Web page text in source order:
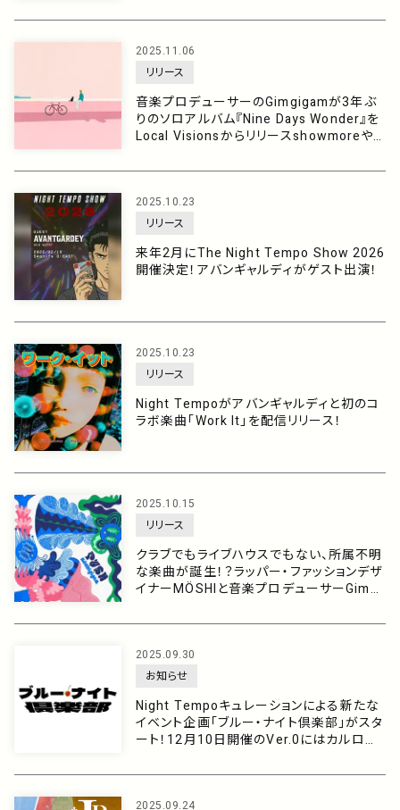
2025.11.06
リリース
音楽プロデューサーのGimgigamが3年ぶ
りのソロアルバム『Nine Days Wonder』を
Local VisionsからリリースshowmoreやN
ックロックなど多彩なスタイルを披露
2025.10.23
リリース
来年2月にThe Night Tempo Show 2026
開催決定！アバンギャルディがゲスト出演！
2025.10.23
リリース
Night Tempoがアバンギャルディと初のコ
ラボ楽曲「Work It」を配信リリース！
2025.10.15
リリース
クラブでもライブハウスでもない、所属不明
な楽曲が誕生！？ラッパー・ファッションデザ
イナーMÖSHIと音楽プロデューサーGimgi
ングル「PUSH」をリリース！
2025.09.30
お知らせ
Night Tempoキュレーションによる新たな
イベント企画「ブルー・ナイト倶楽部」がスタ
ート！12月10日開催のVer.0にはカルロス・
定！
2025.09.24